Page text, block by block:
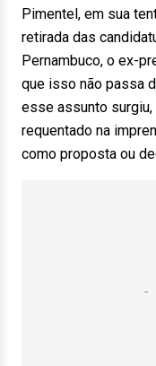
Pimentel, em sua
retirada das
Pernambuco, o ex-
que isso não passa
esse assunto
requentado na
como proposta ou